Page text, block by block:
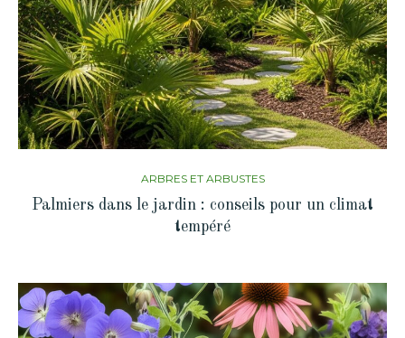
ARBRES ET ARBUSTES
Palmiers dans le jardin : conseils pour un climat
tempéré